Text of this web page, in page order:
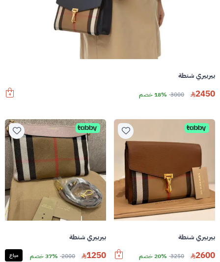
بيربيري شنطة
2450
3000 18% خصم
بيربيري شنطة
2600
3250 20% خصم
بيربيري شنطة
1250
2000 37% خصم مباع